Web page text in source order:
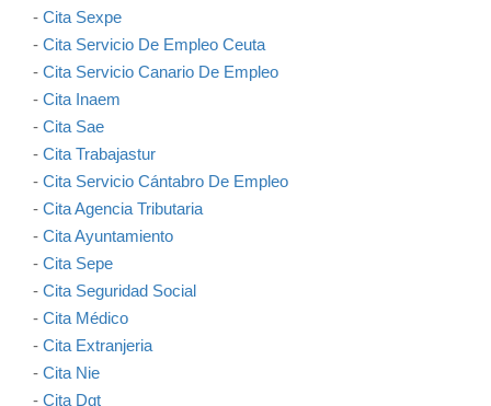
- Cita Sexpe
- Cita Servicio De Empleo Ceuta
- Cita Servicio Canario De Empleo
- Cita Inaem
- Cita Sae
- Cita Trabajastur
- Cita Servicio Cántabro De Empleo
- Cita Agencia Tributaria
- Cita Ayuntamiento
- Cita Sepe
- Cita Seguridad Social
- Cita Médico
- Cita Extranjeria
- Cita Nie
- Cita Dgt